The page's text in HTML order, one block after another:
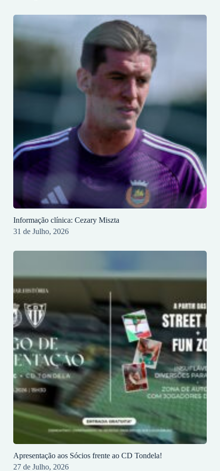
Informação clínica: Cezary Miszta
31 de Julho, 2026
Apresentação aos Sócios frente ao CD Tondela!
27 de Julho, 2026